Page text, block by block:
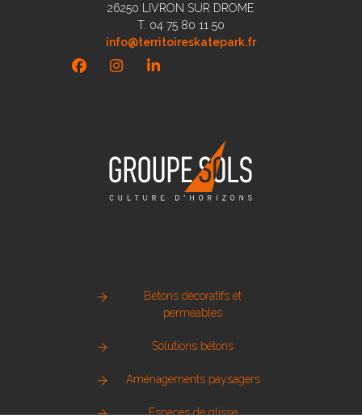
26250 LIVRON SUR DROME
T. 04 75 80 11 50
info@territoireskatepark.fr
FacebookInstagramLinkedIn
Bétons décoratifs et
perméables
Solutions bétons
Aménagements paysagers
Espaces de glisse